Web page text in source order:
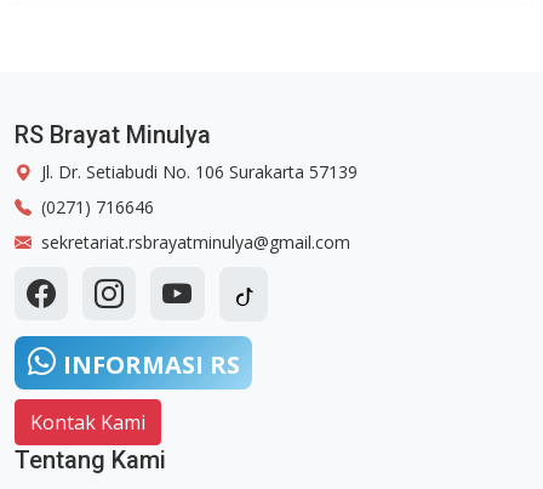
RS Brayat Minulya
Jl. Dr. Setiabudi No. 106 Surakarta 57139
(0271) 716646
sekretariat.rsbrayatminulya@gmail.com
INFORMASI RS
Kontak Kami
Tentang Kami